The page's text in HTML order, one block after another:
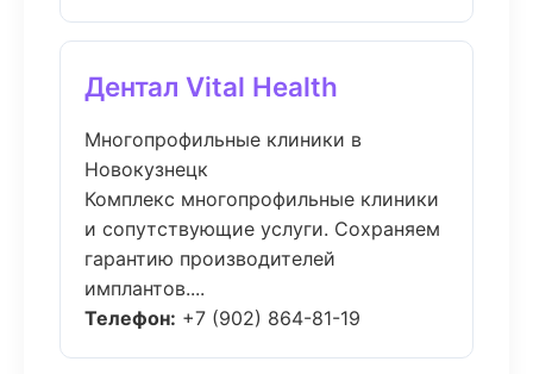
Дентал Vital Health
Многопрофильные клиники в
Новокузнецк
Комплекс многопрофильные клиники
и сопутствующие услуги. Сохраняем
гарантию производителей
имплантов....
Телефон: +7 (902) 864-81-19